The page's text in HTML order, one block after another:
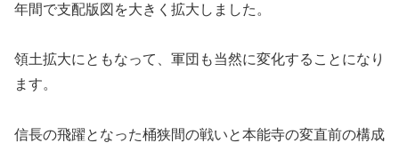
年間で支配版図を大きく拡大しました。
領土拡大にともなって、軍団も当然に変化することになり
ます。
信長の飛躍となった桶狭間の戦いと本能寺の変直前の構成